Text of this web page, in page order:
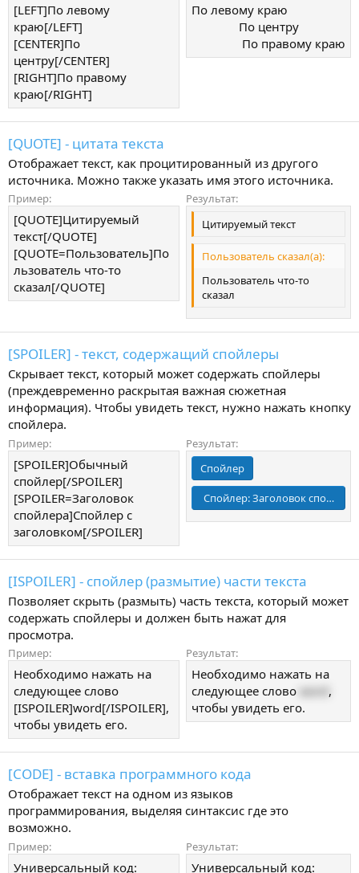
[LEFT]По левому
краю[/LEFT]
[CENTER]По
центру[/CENTER]
[RIGHT]По правому
краю[/RIGHT]
По левому краю​
По центру​
По правому краю​
[QUOTE] - цитата текста
Отображает текст, как процитированный из другого
источника. Можно также указать имя этого источника.
Пример:
[QUOTE]Цитируемый
текст[/QUOTE]
[QUOTE=Пользователь]По
льзователь что-то
сказал[/QUOTE]
Результат:
Цитируемый текст
Пользователь сказал(а):
Пользователь что-то
сказал
[SPOILER] - текст, содержащий спойлеры
Скрывает текст, который может содержать спойлеры
(преждевременно раскрытая важная сюжетная
информация). Чтобы увидеть текст, нужно нажать кнопку
спойлера.
Пример:
[SPOILER]Обычный
спойлер[/SPOILER]
[SPOILER=Заголовок
спойлера]Спойлер с
заголовком[/SPOILER]
Результат:
Спойлер
Спойлер:Заголовок спойлера
[ISPOILER] - спойлер (размытие) части текста
Позволяет скрыть (размыть) часть текста, который может
содержать спойлеры и должен быть нажат для
просмотра.
Пример:
Необходимо нажать на
следующее слово
[ISPOILER]word[/ISPOILER],
чтобы увидеть его.
Результат:
Необходимо нажать на
следующее слово word ,
чтобы увидеть его.
[CODE] - вставка программного кода
Отображает текст на одном из языков
программирования, выделяя синтаксис где это
возможно.
Пример:
Универсальный код:
Результат:
Универсальный код: